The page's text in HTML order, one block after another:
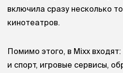
включила сразу несколько
кинотеатров.
Помимо этого, в Mixx
и спорт, игровые сервисы,